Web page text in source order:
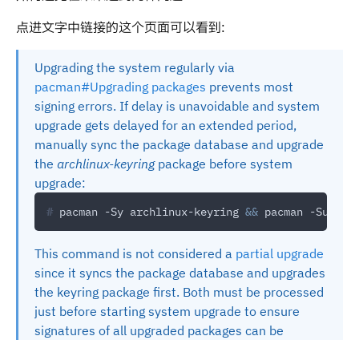
点进文字中链接的这个页面可以看到:
Upgrading the system regularly via
pacman#Upgrading packages prevents most
signing errors. If delay is unavoidable and system
upgrade gets delayed for an extended period,
manually sync the package database and upgrade
the archlinux-keyringpackage before system
upgrade:
# pacman -Sy archlinux-keyring &&
This command is not considered a partial upgrade
since it syncs the package database and upgrades
the keyring package first. Both must be processed
just before starting system upgrade to ensure
signatures of all upgraded packages can be